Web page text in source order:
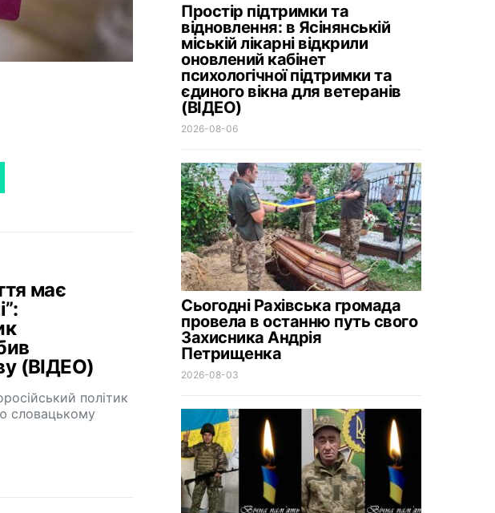
має
(ВІДЕО)
політик
словацькому
Простір підтримки та
відновлення: в Ясінянській
міській лікарні відкрили
оновлений кабінет
психологічної підтримки та
єдиного вікна для ветеранів
(ВІДЕО)
2026-08-06
Сьогодні Рахівська громада
провела в останню путь свого
Захисника Андрія
Петрищенка
2026-08-03